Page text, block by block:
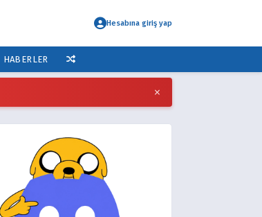
Hesabına giriş yap
HABERLER
×